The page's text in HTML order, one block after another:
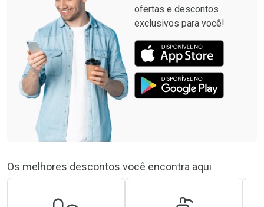
ofertas e descontos
exclusivos para você!
Os melhores descontos você encontra aqui